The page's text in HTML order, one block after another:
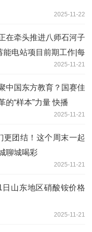
2025-11-22
在牵头推进八师石河子
能电站项目前期工作|每
2025-11-21
中国东方教育？国赛佳
的“样本”力量 快播
2025-11-21
更团结！这个周末一起
聊城喝彩
2025-11-21
山东地区硝酸铵价格
2025-11-21